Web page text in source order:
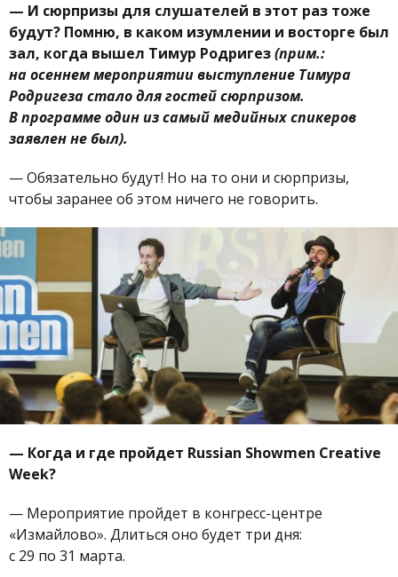
— И сюрпризы для слушателей в этот раз тоже
будут? Помню, в каком изумлении и восторге был
зал, когда вышел Тимур Родригез(прим.:
на осеннем мероприятии выступление Тимура
Родригеза стало для гостей сюрпризом.
В программе один из самый медийных спикеров
заявлен не был).
—Обязательно будут! Но на то они и сюрпризы,
чтобы заранее об этом ничего не говорить.
— Когда и где пройдет Russian Showmen Creative
Week?
— Мероприятие пройдет в конгресс-центре
«Измайлово». Длиться оно будет три дня:
с 29 по 31 марта.